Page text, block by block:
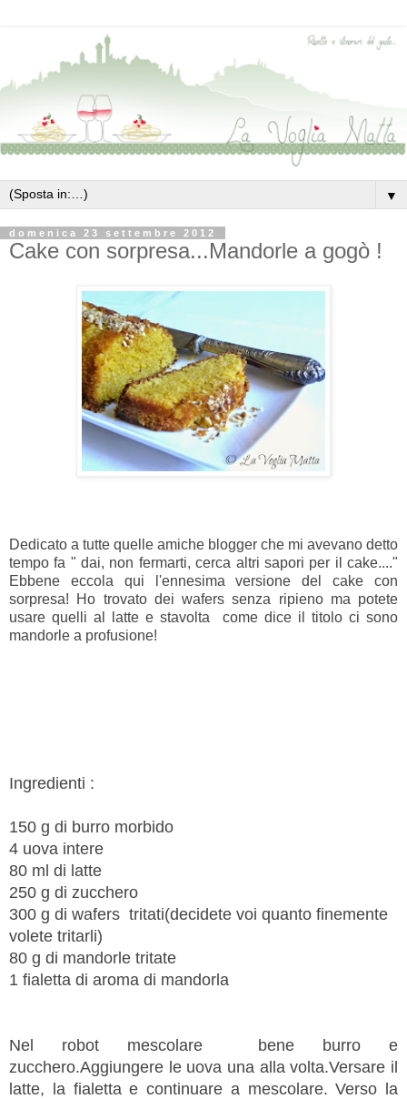
▼
domenica 23 settembre 2012
Cake con sorpresa...Mandorle a gogò !
Dedicato a tutte quelle amiche blogger che mi avevano detto
tempo fa " dai, non fermarti, cerca altri sapori per il cake...."
Ebbene eccola qui l'ennesima versione del cake con
sorpresa! Ho trovato dei wafers senza ripieno ma potete
usare quelli al latte e stavolta come dice il titolo ci sono
mandorle a profusione!
Ingredienti :
150 g di burro morbido
4 uova intere
80 ml di latte
250 g di zucchero
300 g di wafers tritati(decidete voi quanto finemente
volete tritarli)
80 g di mandorle tritate
1 fialetta di aroma di mandorla
Nel robot mescolare bene burro e
zucchero.Aggiungere le uova una alla volta.Versare il
latte, la fialetta e continuare a mescolare. Verso la